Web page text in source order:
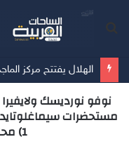
الهلال يفتتح مركز
نوفو نورديسك
1) محليًا في السعودية